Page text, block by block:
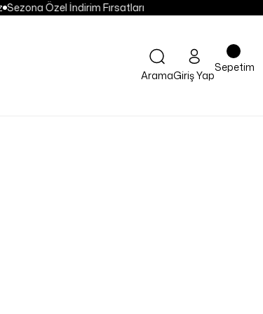
Sezona Özel İndirim Fırsatları
AramaGiriş Yap
Sepetim